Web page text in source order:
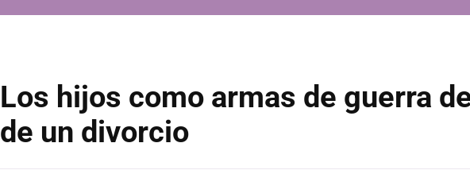
Los hijos como armas de guerra
de un divorcio